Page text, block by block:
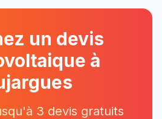
un devis
à
3 devis gratuits